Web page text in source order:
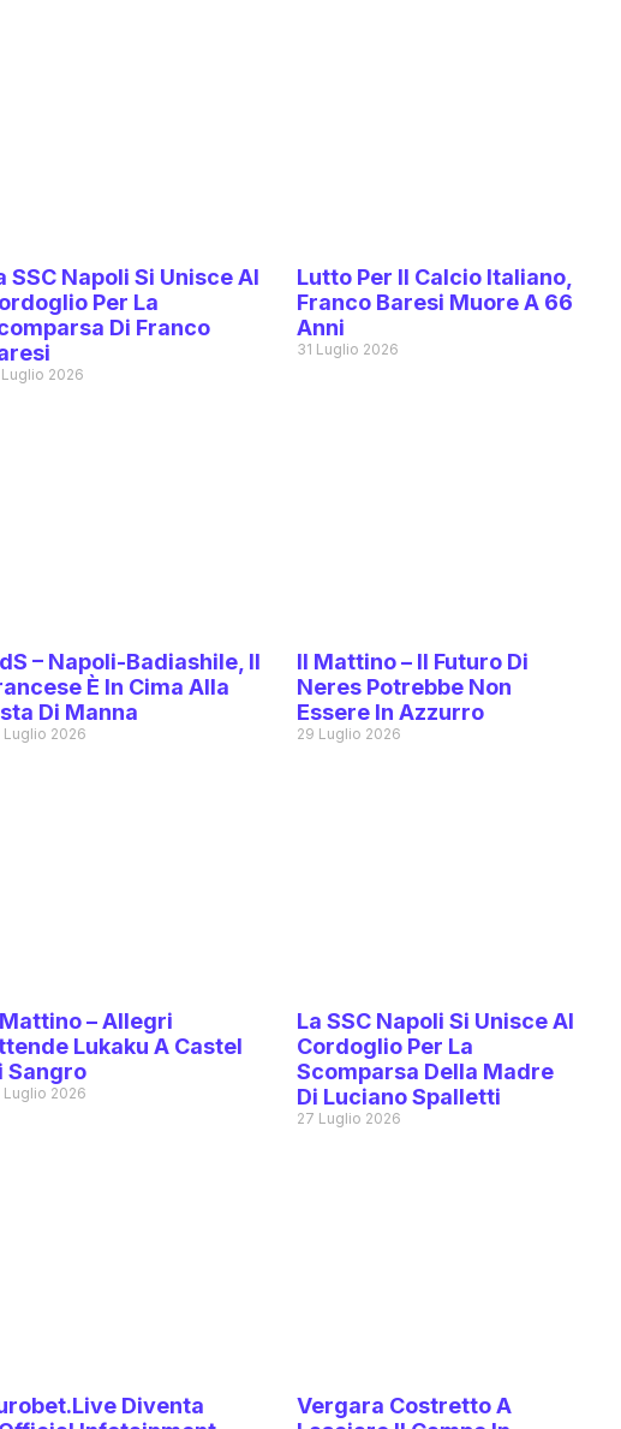
SSC Napoli Si Unisce Al
Per La
Di Franco
Luglio 2026
Lutto Per Il Calcio Italiano,
Franco Baresi Muore A 66
Anni
31 Luglio 2026
– Napoli-Badiashile, Il
È In Cima Alla
Di Manna
Luglio 2026
Il Mattino – Il Futuro Di
Neres Potrebbe Non
Essere In Azzurro
29 Luglio 2026
– Allegri
Lukaku A Castel
Sangro
Luglio 2026
La SSC Napoli Si Unisce Al
Cordoglio Per La
Scomparsa Della Madre
Di Luciano Spalletti
27 Luglio 2026
Diventa
Vergara Costretto A